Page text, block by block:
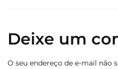
Deixe um
O seu endereço de e-mail não